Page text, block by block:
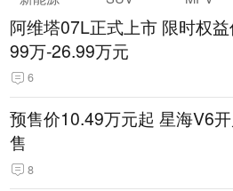
阿维塔07L正式上市 限时权
99万-26.99万元
6
预售价10.49万元起 星海V6
售
8